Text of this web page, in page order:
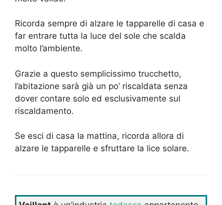
Ricorda sempre di alzare le tapparelle di casa e
far entrare tutta la luce del sole che scalda
molto l’ambiente.
Grazie a questo semplicissimo trucchetto,
l’abitazione sarà già un po’ riscaldata senza
dover contare solo ed esclusivamente sul
riscaldamento.
Se esci di casa la mattina, ricorda allora di
alzare le tapparelle e sfruttare la lice solare.